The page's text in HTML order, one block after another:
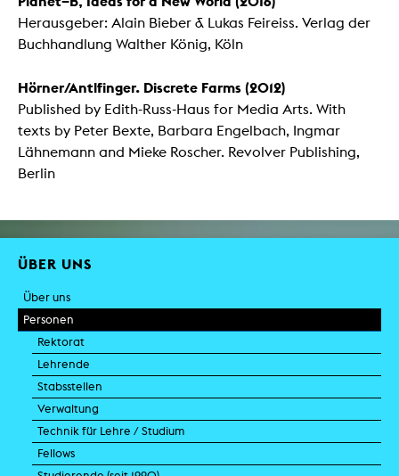
Herausgeber: Alain Bieber & Lukas Feireiss. Verlag der
Buchhandlung Walther König, Köln
Hörner/Antlfinger. Discrete Farms (2012)
Published by Edith-Russ-Haus for Media Arts. With
texts by Peter Bexte, Barbara Engelbach, Ingmar
Lähnemann and Mieke Roscher. Revolver Publishing,
Berlin
ÜBER UNS
Über uns
Personen
Rektorat
Lehrende
Stabsstellen
Verwaltung
Technik für Lehre / Studium
Fellows